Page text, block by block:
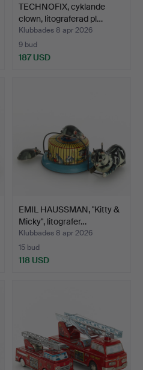
TECHNOFIX, cyklande
clown, litograferad pl…
Klubbades 8 apr 2026
9 bud
187 USD
EMIL HAUSSMAN, "Kitty &
Micky", litografer…
Klubbades 8 apr 2026
15 bud
118 USD